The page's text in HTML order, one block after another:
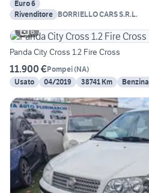
Euro 6
Rivenditore BORRIELLO CARS S.R.L.
6
Panda City Cross 1.2 Fire Cross
11.900 €Pompei(NA)
Usato
04/2019 38741 Km Benzina